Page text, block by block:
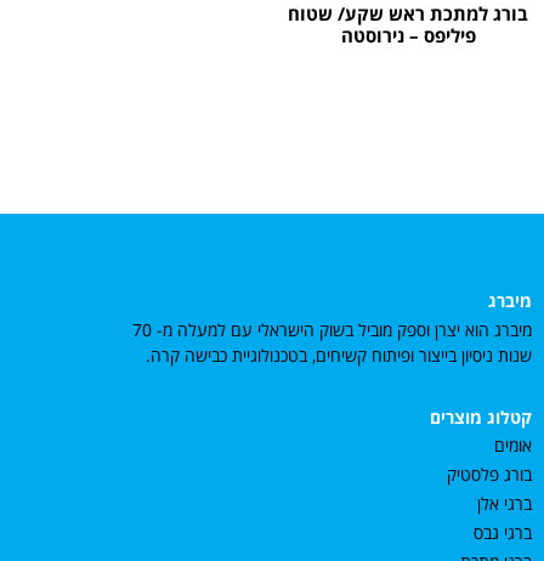
בורג למתכת ראש שקע/ שטוח
פיליפס – נירוסטה
מיברג
מיברג הוא יצרן וספק מוביל בשוק הישראלי עם למעלה מ- 70
שנות ניסיון בייצור ופיתוח קשיחים, בטכנולוגיית כבישה קרה.
קטלוג מוצרים
אומים
בורג פלסטיק
ברגי אלן
ברגי גבס